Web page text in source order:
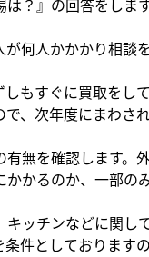
？』の回答をします
何人かかかり相談
もすぐに買取をし
、次年度にまわさ
無を確認します。
かるのか、一部の
ッチンなどに関し
件としております